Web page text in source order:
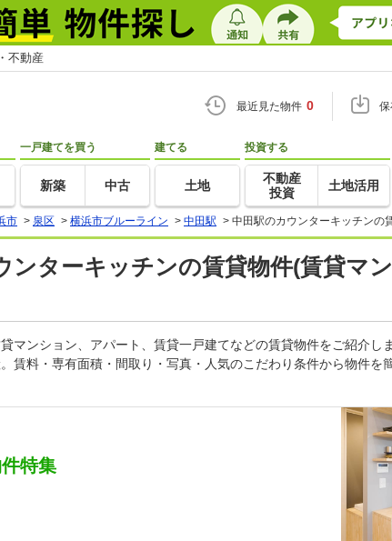
不動産
最近見た物件 0
一戸建てを買う
新築 中古
建てる
土地
投資する
不動産
投資
土地活用
市 > 泉区 > 横浜市ブルーライン > 中田駅 > 中田駅のカウンターキッチンの
ンターキッチンの賃貸物件(賃貸マ
マンション、アパート、賃貸一戸建てなどの賃貸物件をご紹介し
賃料・専有面積・間取り・写真・人気のこだわり条件から物件を
特集